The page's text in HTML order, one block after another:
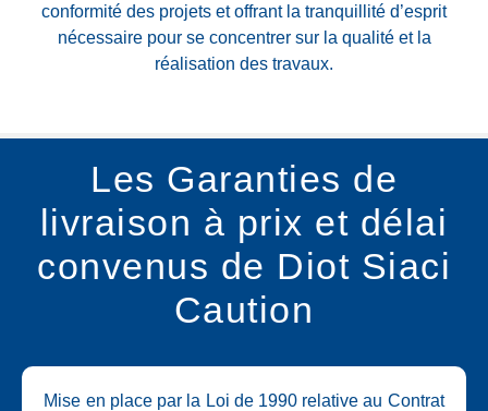
conformité des projets et offrant la tranquillité d’esprit
nécessaire pour se concentrer sur la qualité et la
réalisation des travaux.
Les Garanties de
livraison à prix et délai
convenus de Diot Siaci
Caution
Mise en place par la Loi de 1990 relative au Contrat